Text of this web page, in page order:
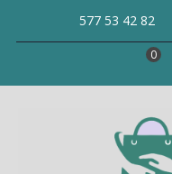
577 53 42 82
0